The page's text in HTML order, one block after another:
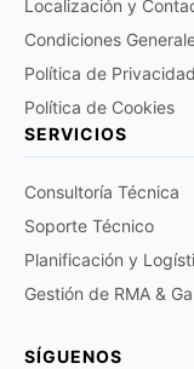
Localización y
Condiciones
Política de Privacidad
Política de Cookies
SERVICIOS
Consultoría Técnica
Soporte Técnico
Planificación y
Gestión de RMA &
SÍGUENOS